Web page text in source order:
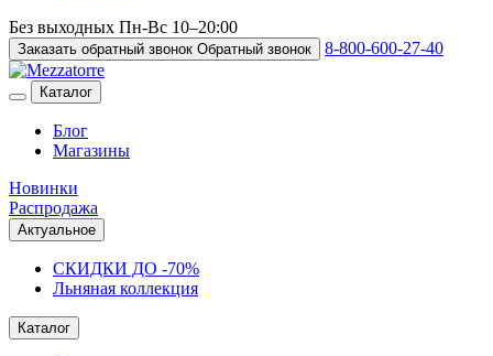
Без выходных Пн-Вс 10–20:00
Заказать обратный звонок Обратный звонок 8-800-600-27-40
Каталог
Блог
Магазины
Новинки
Распродажа
Актуальное
СКИДКИ ДО -70%
Льняная коллекция
Каталог